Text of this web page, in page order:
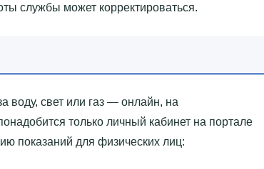
службы может корректироваться.
воду, свет или газ — онлайн, на
только личный кабинет на портале
показаний для физических лиц: